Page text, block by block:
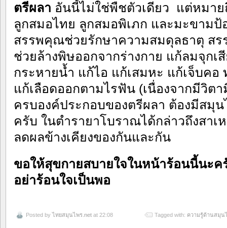
ตรีผลา อันนี้ไม่ใช่พืชตัวเดียว แต่หมา
ลูกสมอไทย ลูกสมอพิเภก และมะขามป้
สรรพคุณช่วยรักษาความสมดุลธาตุ ส
ช่วยล้างพิษออกจากร่างกาย แก้ลมจุกเ
กระหายน้ำ แก้ไอ แก้เสมหะ แก้เจ็บค
แก้เลือดออกตามไรฟัน (เนื่องจากมีวิต
ครบองค์ประกอบของตรีผลา ต้องมีสมุ
ครับ ในตำรายาโบราณได้กล่าวถึงสา
ลดผลข้างเคียงของกันและกัน
ขอให้สุขกายสบายใจในหน้าร้อนนี้นะค
อย่าร้อนใจเป็นพอ
Posted byไทยสมุนไพร.net at 22:08 Tagged with: ความรู้ด้านสมุน